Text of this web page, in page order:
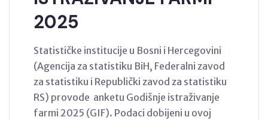
2025
Statističke institucije u Bosni i Hercegovini
(Agencija za statistiku BiH, Federalni zavod
za statistiku i Republički zavod za statistiku
RS) provode anketu Godišnje istraživanje
farmi 2025 (GIF). Podaci dobijeni u ovoj